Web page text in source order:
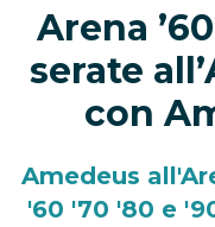
Arena
serate
con
Amedeus
'60 '70 '80 e